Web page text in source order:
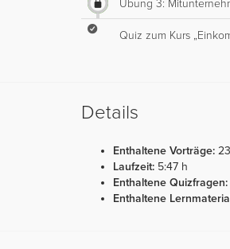
Übung 3:
Quiz zum Kurs
Details
Enthaltene Vorträge: 23
Laufzeit: 5:47 h
Enthaltene Quizfragen:
Enthaltene